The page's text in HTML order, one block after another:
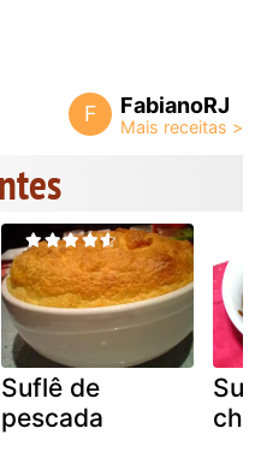
F FabianoRJ
Suflê de
pescada